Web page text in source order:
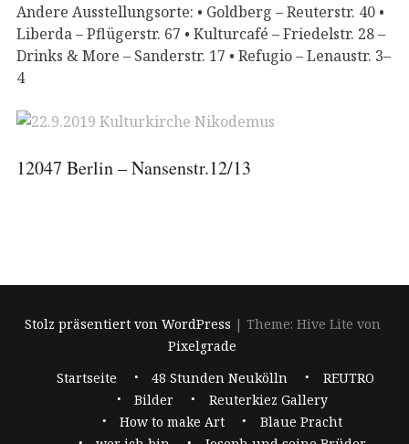
Andere Ausstellungsorte: • Goldberg – Reuterstr. 40 •
Liberda – Pflügerstr. 67 • Kulturcafé – Friedelstr. 28 –
Drinks & More – Sanderstr. 17 • Refugio – Lenaustr. 3–
4
12047 Berlin – Nansenstr.12/13
Stolz präsentiert von WordPress | Theme: Hive Lite von
Pixelgrade
Startseite 48 Stunden Neukölln
REUTRO
Bilder
Reuterkiez Gallery
How to make Art
Blaue Pracht